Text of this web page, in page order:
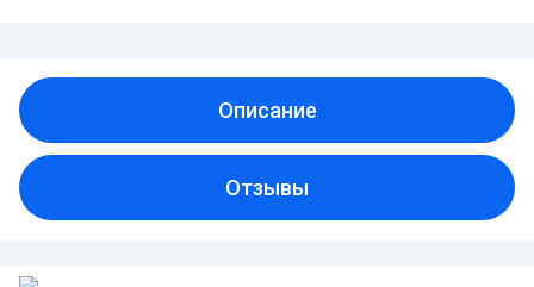
Описание
Отзывы